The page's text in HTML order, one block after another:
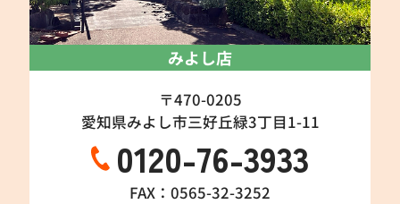
みよし店
〒470-0205
愛知県みよし市三好丘緑3丁目1-11
0120-76-3933
FAX：0565-32-3252